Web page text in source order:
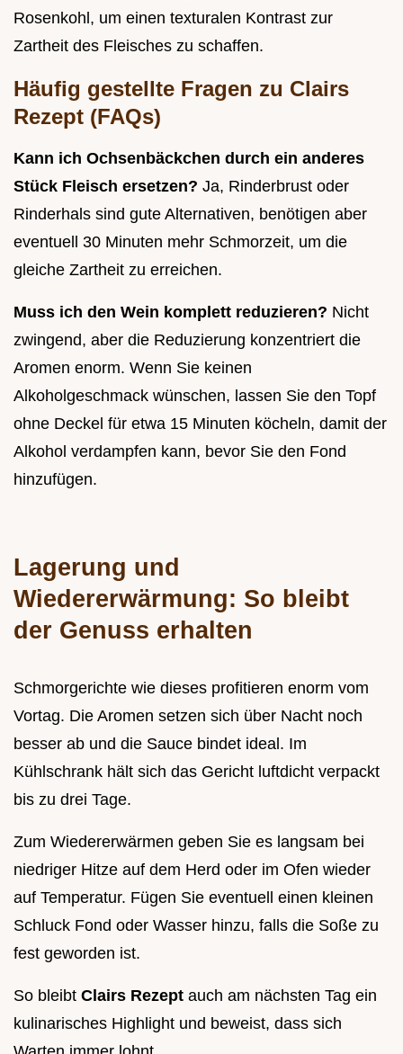
Rosenkohl, um einen texturalen Kontrast zur
Zartheit des Fleisches zu schaffen.
Häufig gestellte Fragen zu Clairs
Rezept (FAQs)
Kann ich Ochsenbäckchen durch ein anderes
Stück Fleisch ersetzen? Ja, Rinderbrust oder
Rinderhals sind gute Alternativen, benötigen aber
eventuell 30 Minuten mehr Schmorzeit, um die
gleiche Zartheit zu erreichen.
Muss ich den Wein komplett reduzieren? Nicht
zwingend, aber die Reduzierung konzentriert die
Aromen enorm. Wenn Sie keinen
Alkoholgeschmack wünschen, lassen Sie den Topf
ohne Deckel für etwa 15 Minuten köcheln, damit der
Alkohol verdampfen kann, bevor Sie den Fond
hinzufügen.
Lagerung und
Wiedererwärmung: So bleibt
der Genuss erhalten
Schmorgerichte wie dieses profitieren enorm vom
Vortag. Die Aromen setzen sich über Nacht noch
besser ab und die Sauce bindet ideal. Im
Kühlschrank hält sich das Gericht luftdicht verpackt
bis zu drei Tage.
Zum Wiedererwärmen geben Sie es langsam bei
niedriger Hitze auf dem Herd oder im Ofen wieder
auf Temperatur. Fügen Sie eventuell einen kleinen
Schluck Fond oder Wasser hinzu, falls die Soße zu
fest geworden ist.
So bleibt Clairs Rezept auch am nächsten Tag ein
kulinarisches Highlight und beweist, dass sich